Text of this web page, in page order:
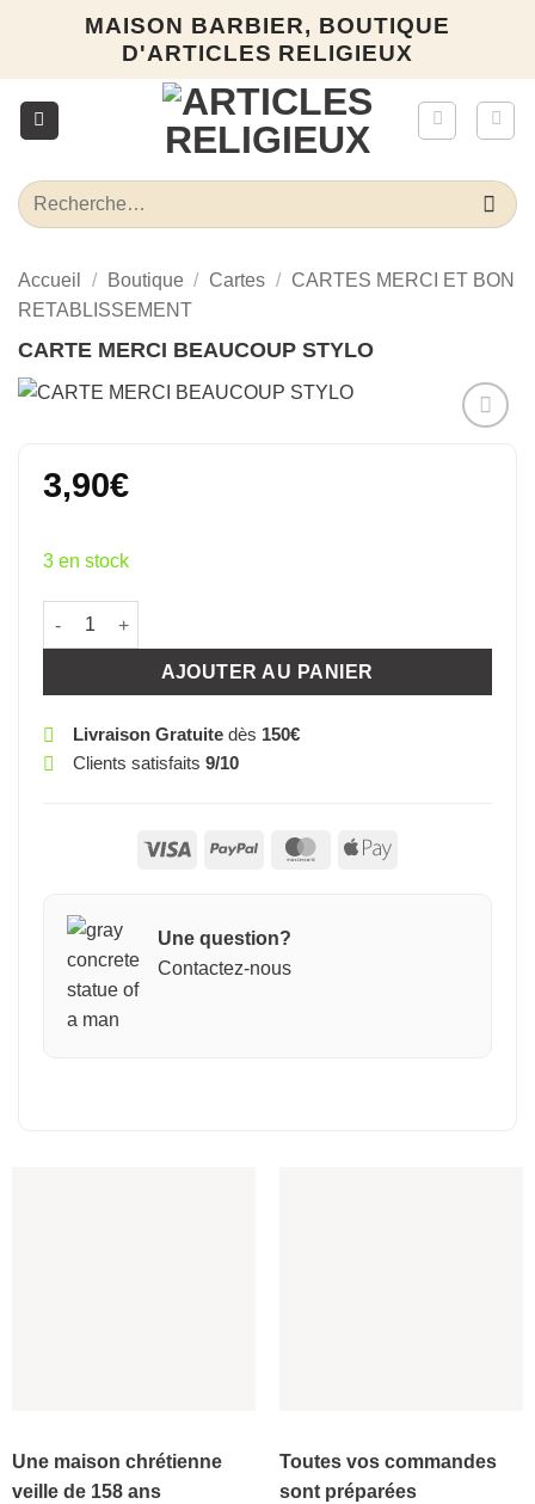
MAISON BARBIER, BOUTIQUE
D'ARTICLES RELIGIEUX
Recherche
pour :
Accueil / Boutique / Cartes / CARTES MERCI ET BON
RETABLISSEMENT
CARTE MERCI BEAUCOUP STYLO
3,90€
3 en stock
quantité de CARTE MERCI BEAUCOUP STYLO
AJOUTER AU PANIER
Livraison Gratuitedès 150€
Clients satisfaits 9/10
Visa PayPal MasterCardApple
Une question?
Contactez-nous
Une maison chrétienne
veille de 158 ans
Toutes vos commandes
sont préparées